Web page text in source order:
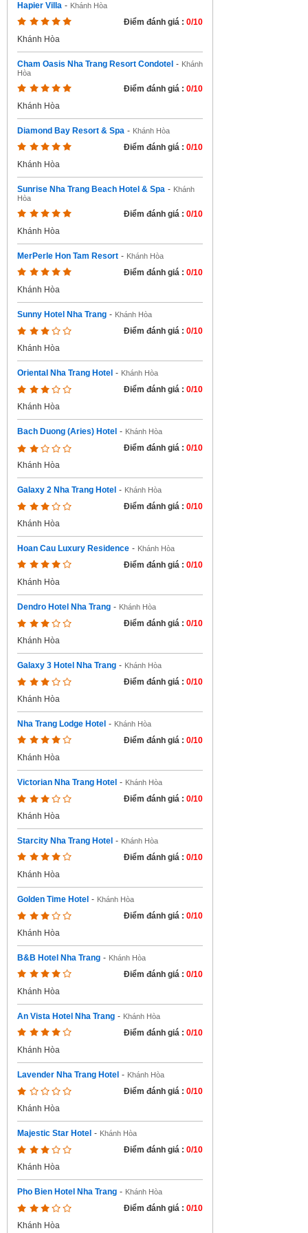
Hapier Villa - Khánh Hòa
Điểm đánh giá : 0/10
Khánh Hòa
Cham Oasis Nha Trang Resort Condotel - Khánh
Hòa
Điểm đánh giá : 0/10
Khánh Hòa
Diamond Bay Resort & Spa - Khánh Hòa
Điểm đánh giá : 0/10
Khánh Hòa
Sunrise Nha Trang Beach Hotel & Spa - Khánh
Hòa
Điểm đánh giá : 0/10
Khánh Hòa
MerPerle Hon Tam Resort - Khánh Hòa
Điểm đánh giá : 0/10
Khánh Hòa
Sunny Hotel Nha Trang - Khánh Hòa
Điểm đánh giá : 0/10
Khánh Hòa
Oriental Nha Trang Hotel - Khánh Hòa
Điểm đánh giá : 0/10
Khánh Hòa
Bach Duong (Aries) Hotel - Khánh Hòa
Điểm đánh giá : 0/10
Khánh Hòa
Galaxy 2 Nha Trang Hotel - Khánh Hòa
Điểm đánh giá : 0/10
Khánh Hòa
Hoan Cau Luxury Residence - Khánh Hòa
Điểm đánh giá : 0/10
Khánh Hòa
Dendro Hotel Nha Trang - Khánh Hòa
Điểm đánh giá : 0/10
Khánh Hòa
Galaxy 3 Hotel Nha Trang - Khánh Hòa
Điểm đánh giá : 0/10
Khánh Hòa
Nha Trang Lodge Hotel - Khánh Hòa
Điểm đánh giá : 0/10
Khánh Hòa
Victorian Nha Trang Hotel - Khánh Hòa
Điểm đánh giá : 0/10
Khánh Hòa
Starcity Nha Trang Hotel - Khánh Hòa
Điểm đánh giá : 0/10
Khánh Hòa
Golden Time Hotel - Khánh Hòa
Điểm đánh giá : 0/10
Khánh Hòa
B&B Hotel Nha Trang - Khánh Hòa
Điểm đánh giá : 0/10
Khánh Hòa
An Vista Hotel Nha Trang - Khánh Hòa
Điểm đánh giá : 0/10
Khánh Hòa
Lavender Nha Trang Hotel - Khánh Hòa
Điểm đánh giá : 0/10
Khánh Hòa
Majestic Star Hotel - Khánh Hòa
Điểm đánh giá : 0/10
Khánh Hòa
Pho Bien Hotel Nha Trang - Khánh Hòa
Điểm đánh giá : 0/10
Khánh Hòa